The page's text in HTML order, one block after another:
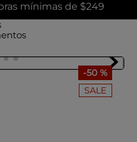
mínimas de $249
-50 %
SALE